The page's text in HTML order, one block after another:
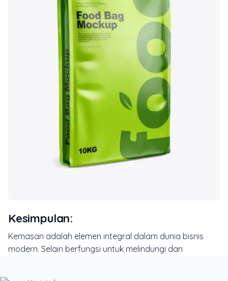
Kesimpulan:
Kemasan adalah elemen integral dalam dunia bisnis
modern. Selain berfungsi untuk melindungi dan